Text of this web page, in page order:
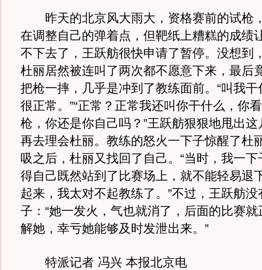
昨天的北京风大雨大，资格赛前的试枪
在调整自己的弹着点，但靶纸上糟糕的成绩
不下去了，王跃舫很快申请了暂停。没想到
杜丽居然被连叫了两次都不愿意下来，最后
把枪一摔，几乎是冲到了教练面前。“叫我
很正常。”“正常？正常我还叫你干什么，你
枪，你还是你自己吗？”王跃舫狠狠地甩出
再去理会杜丽。教练的怒火一下子惊醒了杜
吸之后，杜丽又找回了自己。“当时，我一
得自己既然站到了比赛场上，就不能轻易退
起来，我太对不起教练了。”不过，王跃舫没
子：“她一发火，气也就消了，后面的比赛
解她，幸亏她能够及时发泄出来。”
特派记者 冯兴 本报北京电